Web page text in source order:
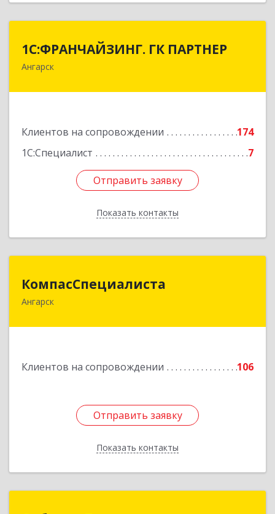
1С:ФРАНЧАЙЗИНГ. ГК ПАРТНЕР
Ангарск
Клиентов на сопровождении
174
1С:Специалист
7
Отправить заявку
Показать контакты
1С:ФРАНЧАЙЗИНГ. ГК ПАРТНЕР
Отправить заявку
Назад
КомпасСпециалиста
Ангарск
Клиентов на сопровождении 106
Отправить заявку
Показать контакты
665826, Иркутская обл, Ангарск г, 12А мкр, дом
Отправить заявку
Назад